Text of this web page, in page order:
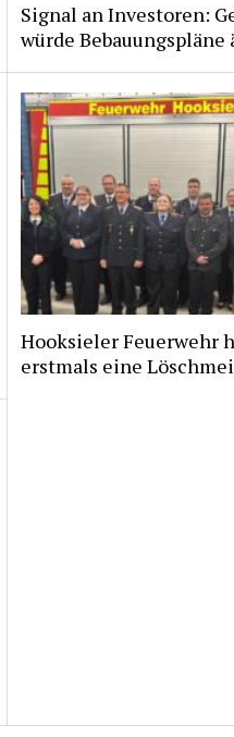
Signal an Investoren:
würde Bebauungspläne
Hooksieler Feuerwehr
erstmals eine